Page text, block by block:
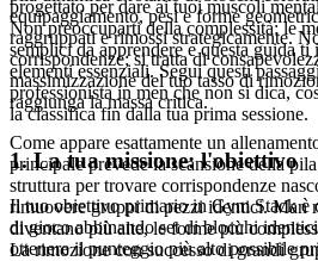
equipaggiamento, pesi e forme
raggruppati e rimossi strategicamente.
corrispondenze; si tratta di
massimizzazione del tuo tasso di
raggiunga la massa critica.
Come appare esattamente un
principale prevede la scansione della
struttura per trovare corrispondenze
rimuovere gruppi di pezzi identici. Man
diventano più alte, le forme più
La rimozione con successo di grandi
progettato per dare ai tuoi muscoli
Non preoccuparti della complessità: le
semplici da apprendere e questa guida
elementi essenziali. Segui questi
professionista in men che non si dica,
la classifica fin dalla tua prima sessione.
1. La tua missione: l'obiettivo
Il tuo obiettivo primario in Gym Stack è
di gioco abbinando set di blocchi
ottenere il punteggio più alto possibile